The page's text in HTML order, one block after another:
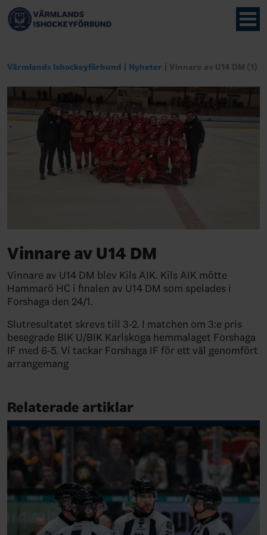
Värmlands Ishockeyförbund Nyheter Vinnare av U14 DM (1)
Vinnare av U14 DM
Vinnare av U14 DM blev Kils AIK. Kils AIK mötte
Hammarö HC i finalen av U14 DM som spelades i
Forshaga den 24/1.
Slutresultatet skrevs till 3-2. I matchen om 3:e pris
besegrade BIK U/BIK Karlskoga hemmalaget Forshaga
IF med 6-5. Vi tackar Forshaga IF för ett väl genomfört
arrangemang
Relaterade artiklar